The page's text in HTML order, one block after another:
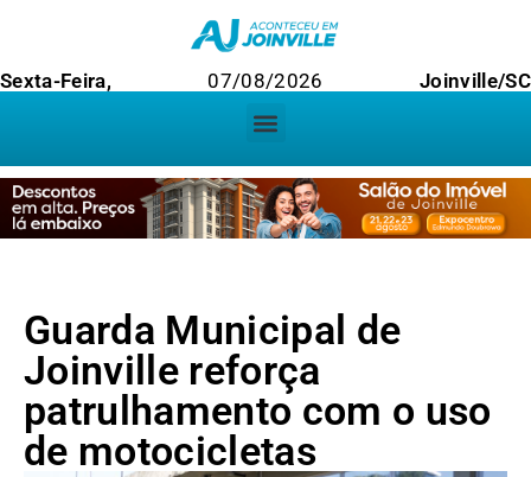
Sexta-Feira, 07/08/2026 Joinville/SC
Guarda Municipal de
Joinville reforça
patrulhamento com o uso
de motocicletas